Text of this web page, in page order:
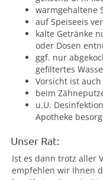
warmgehaltene
auf Speiseeis
kalte Getränke
oder Dosen
ggf. nur
gefiltertes
Vorsicht ist
beim
u.U.
Apotheke
Unser Rat:
Ist es dann trotz aller
empfehlen wir Ihnen